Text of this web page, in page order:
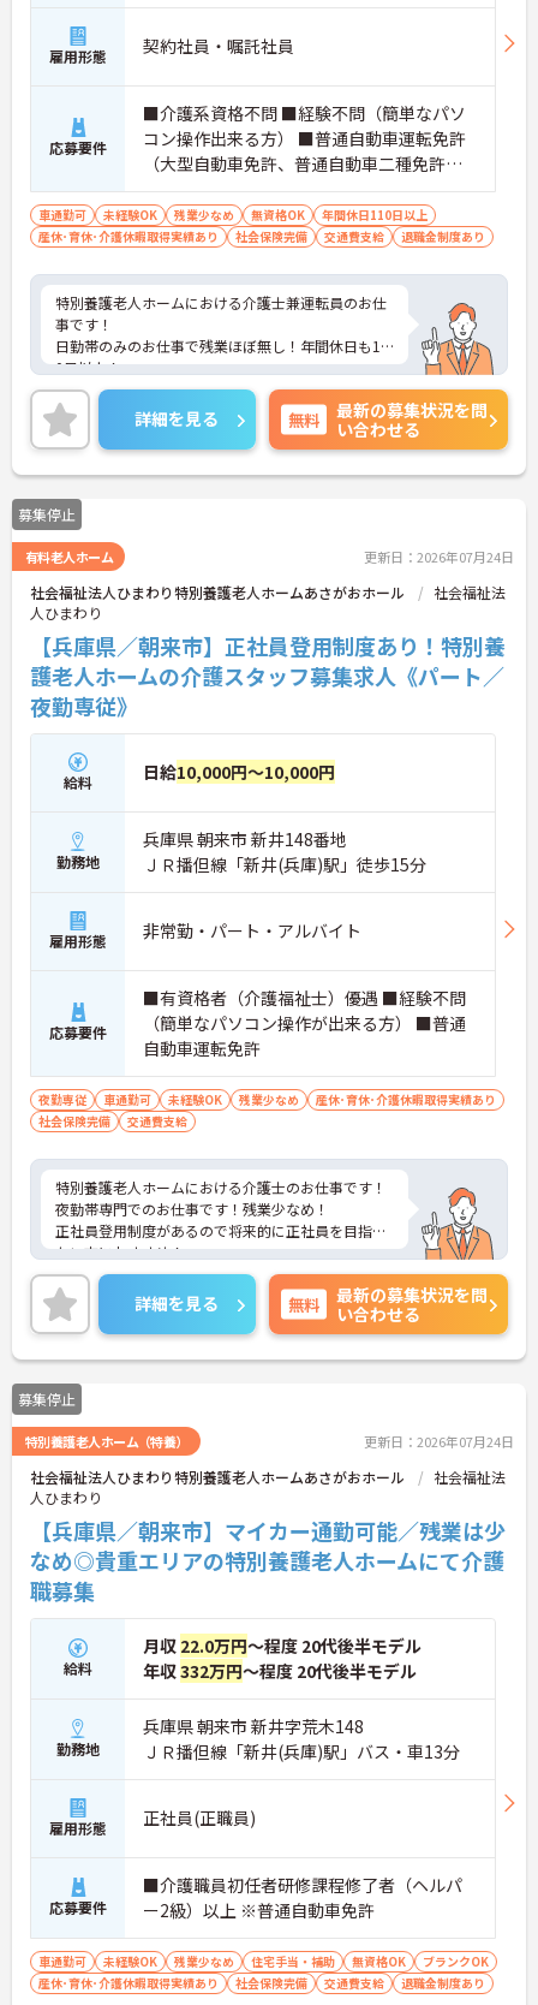
雇用形態 契約社員・嘱託社員
応募要件
■介護系資格不問 ■経験不問（簡単なパソ
コン操作出来る方） ■普通自動車運転免許
（大型自動車免許、普通自動車二種免許あ
れば優遇）
車通勤可 未経験OK 残業少なめ 無資格OK
年間休日110日以上
産休･育休･介護休暇取得実績あり
社会保険完備 交通費支給 退職金制度あり
特別養護老人ホームにおける介護士兼運転員のお仕
事です！
日勤帯のみのお仕事で残業ほぼ無し！年間休日も12
0日以上！
プライベートな時間も大切にしながら働ける環境で
す！
ご興味ある方には、面接のポイントなど、さらに詳
細をお話致しますのでお気軽にご相談ください。
詳細を見る 無料
最新の募集状況を問
い合わせる
募集停止
有料老人ホーム 更新日：2026年07月24日
社会福祉法人ひまわり特別養護老人ホームあさがおホール
社会福祉法
人ひまわり
【兵庫県／朝来市】正社員登用制度あり！特別養
護老人ホームの介護スタッフ募集求人《パート／
夜勤専従》
給料 日給10,000円～10,000円
勤務地
兵庫県 朝来市 新井148番地
ＪＲ播但線「新井(兵庫)駅」徒歩15分
雇用形態 非常勤・パート・アルバイト
応募要件
■有資格者（介護福祉士）優遇 ■経験不問
（簡単なパソコン操作が出来る方） ■普通
自動車運転免許
夜勤専従 車通勤可 未経験OK 残業少なめ
産休･育休･介護休暇取得実績あり
社会保険完備
交通費支給
特別養護老人ホームにおける介護士のお仕事です！
夜勤帯専門でのお仕事です！残業少なめ！
正社員登用制度があるので将来的に正社員を目指し
たい方におすすめ！
ご興味ある方には、面接のポイントなど、さらに詳
細をお話致しますのでお気軽にご相談ください。
詳細を見る 無料
最新の募集状況を問
い合わせる
募集停止
特別養護老人ホーム（特養） 更新日：2026年07月24日
社会福祉法人ひまわり特別養護老人ホームあさがおホール
社会福祉法
人ひまわり
【兵庫県／朝来市】マイカー通勤可能／残業は少
なめ◎貴重エリアの特別養護老人ホームにて介護
職募集
給料
月収 22.0万円～程度 20代後半モデル
年収332万円～程度 20代後半モデル
勤務地
兵庫県 朝来市 新井字荒木148
ＪＲ播但線「新井(兵庫)駅」バス・車13分
雇用形態 正社員(正職員)
応募要件
■介護職員初任者研修課程修了者（ヘルパ
ー2級）以上 ※普通自動車免許
車通勤可 未経験OK 残業少なめ 住宅手当・補助 無資格OK
ブランクOK
産休･育休･介護休暇取得実績あり
社会保険完備 交通費支給 退職金制度あり